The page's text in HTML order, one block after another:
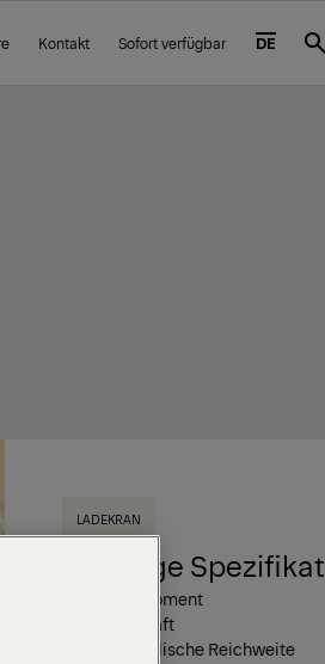
Kontakt Sofort verfügbar DE
LADEKRAN
Wichtige
Max. Hubmoment
Max. Hubkraft
Max. hydraulische Reichweite